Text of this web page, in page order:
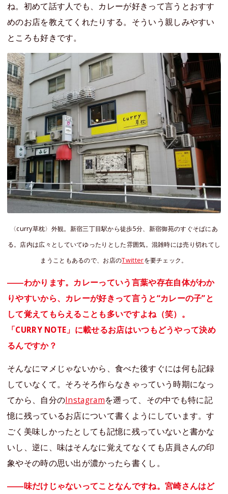
ね。初めて話す人でも、カレーが好きって言うとおすす
めのお店を教えてくれたりする。そういう親しみやすい
ところも好きです。
〈curry草枕〉外観。新宿三丁目駅から徒歩5分、新宿御苑のすぐそばにあ
る。店内は広々としていてゆったりとした雰囲気。混雑時には売り切れてし
まうこともあるので、お店のTwitterを要チェック。
――わかります。カレーっていう言葉や存在自体がわか
りやすいから、カレーが好きって言うと“カレーの子”と
して覚えてもらえることも多いですよね（笑）。
「CURRY NOTE」に載せるお店はいつもどうやって決め
るんですか？
そんなにマメじゃないから、食べた後すぐには何も記録
していなくて。そろそろ作らなきゃっていう時期になっ
てから、自分のInstagramを遡って、その中でも特に記
憶に残っているお店について書くようにしています。す
ごく美味しかったとしても記憶に残っていないと書かな
いし、逆に、味はそんなに覚えてなくても店員さんの印
象やその時の思い出が濃かったら書くし。
――味だけじゃないってことなんですね。宮崎さんはど